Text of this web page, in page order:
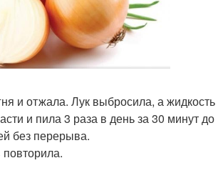
и отжала. Лук выбросила, а жидкость
и пила 3 раза в день за 30 минут до
без перерыва.